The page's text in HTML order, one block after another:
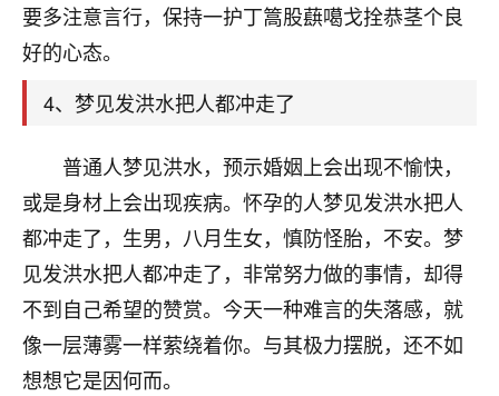
要多注意言行，保持一护丁篙股蕻噶戈拴恭茎个良
好的心态。
4、梦见发洪水把人都冲走了
普通人梦见洪水，预示婚姻上会出现不愉快，
或是身材上会出现疾病。怀孕的人梦见发洪水把人
都冲走了，生男，八月生女，慎防怪胎，不安。梦
见发洪水把人都冲走了，非常努力做的事情，却得
不到自己希望的赞赏。今天一种难言的失落感，就
像一层薄雾一样萦绕着你。与其极力摆脱，还不如
想想它是因何而。
我女儿高二叛逆，大半年不上学，一说她就要死要活
的，把我们两口子愁的不行，朋友给我推荐的慧来老
师，一开始我是病急乱投医，这半年来，法事一个个
做完，我女儿跟变了个人一样，不期望她能考多好的
大学，只要能安安稳稳的把书读了，身体心理都健健
鹿森：可怜天下父母心啊！
3小时前 来自河北 16
付深
我是公司人事调整，有升迁机会，但同时竞争的我们
三个，找老师的时候是抱着侥幸心理，没想到老师看
着我晋升有望，我半信半疑的按照老师建议，做了化